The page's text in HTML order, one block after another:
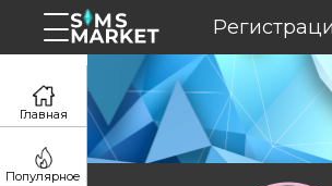
Главная
Популярное